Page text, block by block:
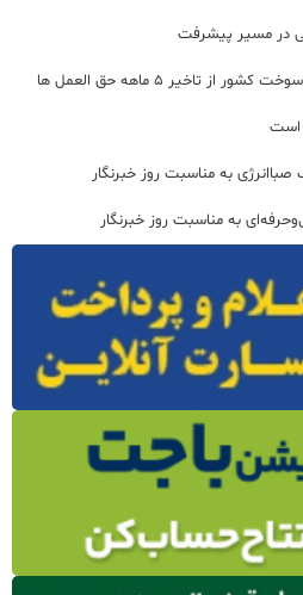
در مسیر پیشرفت
تاخیر ۵ ماهه حق العمل ها
است
به مناسبت روز خبرنگار
به مناسبت روز خبرنگار